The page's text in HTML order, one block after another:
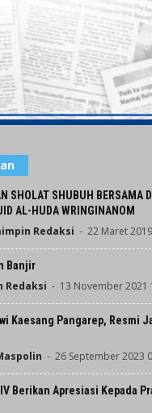
SHOLAT SHUBUH BERSAMA
AL-HUDA WRINGINANOM
Redaksi - 22 Maret
Banjir
Redaksi - 13 November 2021
Kaesang Pangarep, Resmi
- 26 September 2023
Berikan Apresiasi Kepada